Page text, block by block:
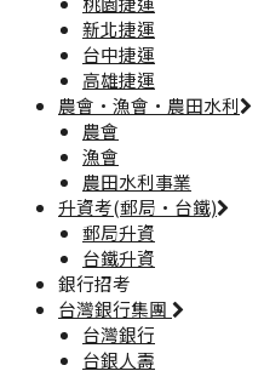
桃園捷運
新北捷運
台中捷運
高雄捷運
農會·漁會·農田水利
農會
漁會
農田水利事業
升資考(郵局·台鐵)
郵局升資
台鐵升資
銀行招考
台灣銀行集團
台灣銀行
台銀人壽